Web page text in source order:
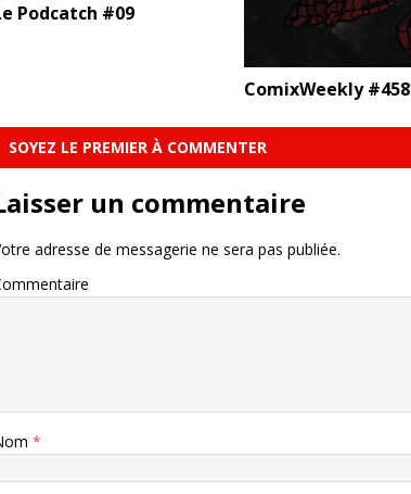
Podcatch #09
ComixWeekly #458
SOYEZ LE PREMIER À COMMENTER
un commentaire
adresse de messagerie ne sera pas publiée.
*